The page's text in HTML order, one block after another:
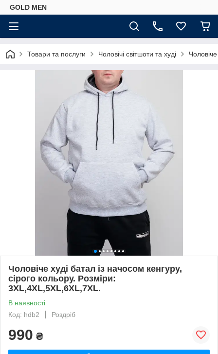
GOLD MEN
Товари та послуги Чоловічі світшоти та худі
Чоловіче худі батал із начосом кенгуру,
сірого кольору. Розміри:
3XL,4XL,5XL,6XL,7XL.
В наявності
Код: hdb2
Роздріб
990 ₴